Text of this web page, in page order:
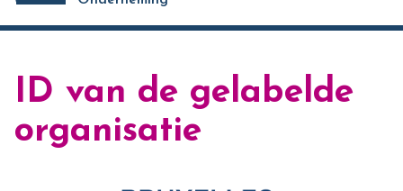
ID van de gelabelde
organisatie